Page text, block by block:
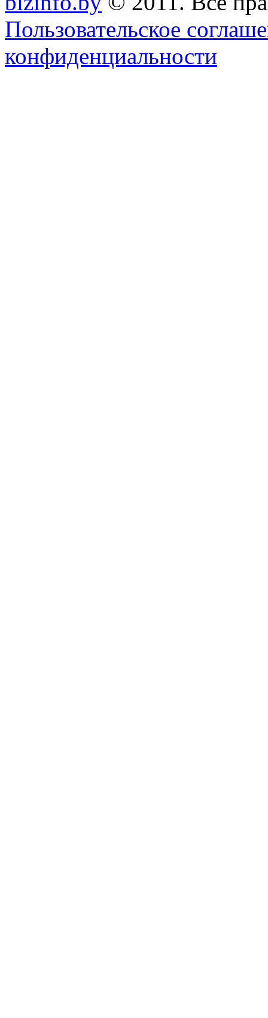
Пользовательское
конфиденциальности